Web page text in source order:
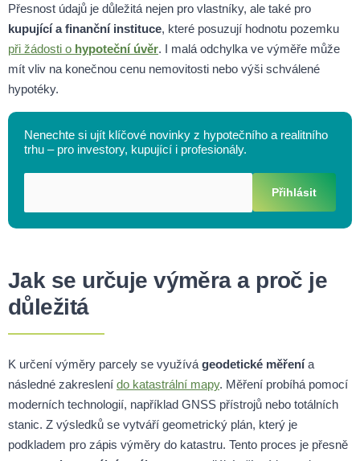
Přesnost údajů je důležitá nejen pro vlastníky, ale také pro
kupující a finanční instituce, které posuzují hodnotu pozemku
při žádosti o hypoteční úvěr. I malá odchylka ve výměře může
mít vliv na konečnou cenu nemovitosti nebo výši schválené
hypotéky.
Nenechte si ujít klíčové novinky z hypotečního a realitního
trhu – pro investory, kupující i profesionály.
Přihlásit
Jak se určuje výměra a proč je
důležitá
K určení výměry parcely se využívá geodetické měřenía
následné zakreslení do katastrální mapy. Měření probíhá pomocí
moderních technologií, například GNSS přístrojů nebo totálních
stanic. Z výsledků se vytváří geometrický plán, který je
podkladem pro zápis výměry do katastru. Tento proces je přesně